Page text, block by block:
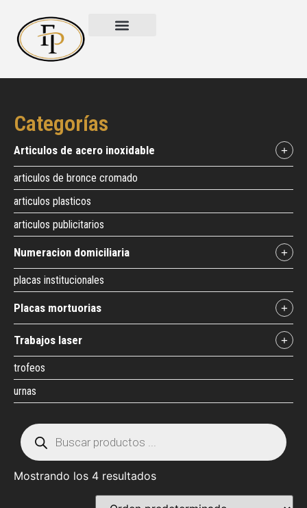
Categorías
articulos de acero inoxidable +
articulos de bronce cromado
articulos plasticos
articulos publicitarios
numeracion domiciliaria +
placas institucionales
placas mortuorias +
trabajos laser +
trofeos
urnas
Mostrando los 4 resultados